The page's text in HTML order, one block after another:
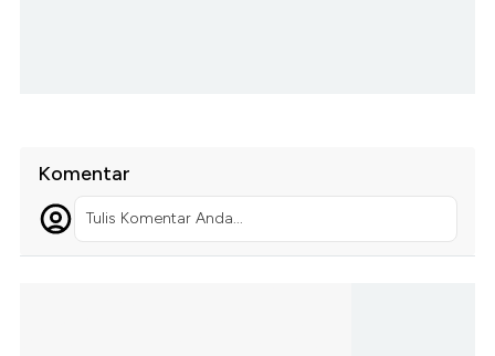
Komentar
Tulis Komentar Anda...